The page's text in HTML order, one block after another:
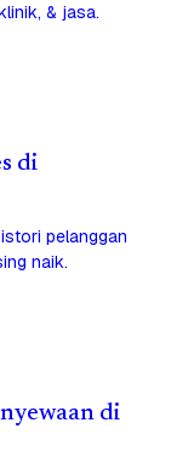
& jasa.
di
pelanggan
naik.
di